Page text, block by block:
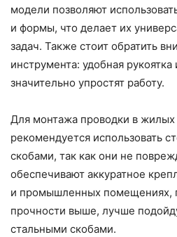
модели позволяют
и формы, что делает их
задач. Также стоит обратить
инструмента: удобная
значительно упростят работу.
Для монтажа проводки в
рекомендуется использовать
скобами, так как они не
обеспечивают аккуратное
и промышленных помещениях,
прочности выше, лучше
стальными скобами.